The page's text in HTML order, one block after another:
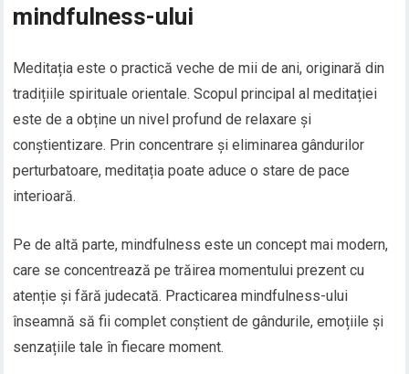
mindfulness-ului
Meditația este o practică veche de mii de ani, originară din
tradițiile spirituale orientale. Scopul principal al meditației
este de a obține un nivel profund de relaxare și
conștientizare. Prin concentrare și eliminarea gândurilor
perturbatoare, meditația poate aduce o stare de pace
interioară.
Pe de altă parte, mindfulness este un concept mai modern,
care se concentrează pe trăirea momentului prezent cu
atenție și fără judecată. Practicarea mindfulness-ului
înseamnă să fii complet conștient de gândurile, emoțiile și
senzațiile tale în fiecare moment.